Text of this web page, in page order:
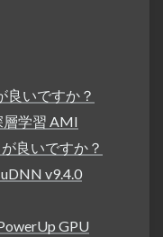
良いですか？
層学習 AMI
良いですか？
v9.4.0
GPU